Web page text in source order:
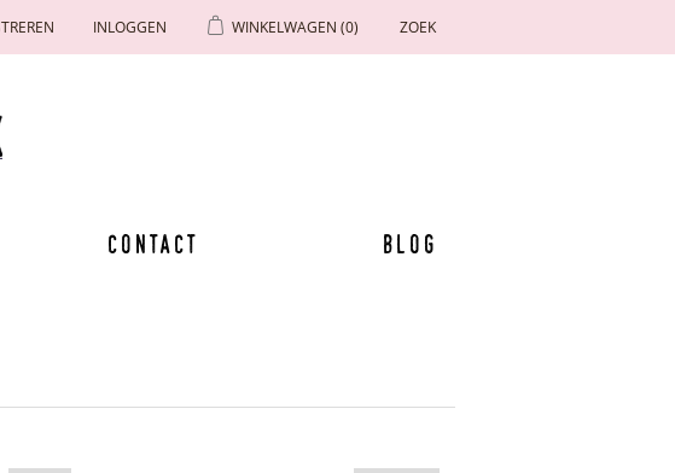
INLOGGEN WINKELWAGEN (0) ZOEK
Contact Blog